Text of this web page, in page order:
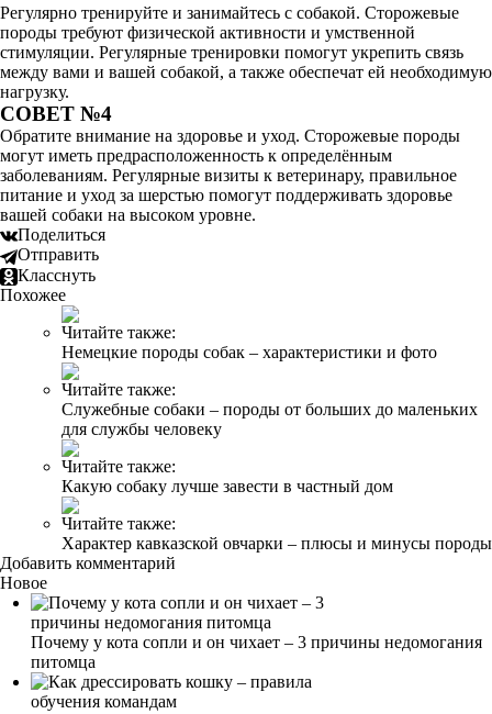
Регулярно тренируйте и занимайтесь с собакой. Сторожевые
породы требуют физической активности и умственной
стимуляции. Регулярные тренировки помогут укрепить связь
между вами и вашей собакой, а также обеспечат ей необходимую
нагрузку.
СОВЕТ №4
Обратите внимание на здоровье и уход. Сторожевые породы
могут иметь предрасположенность к определённым
заболеваниям. Регулярные визиты к ветеринару, правильное
питание и уход за шерстью помогут поддерживать здоровье
вашей собаки на высоком уровне.
Поделиться
Отправить
Класснуть
Похожее
Читайте также:
Немецкие породы собак – характеристики и фото
Читайте также:
Служебные собаки – породы от больших до маленьких
для службы человеку
Читайте также:
Какую собаку лучше завести в частный дом
Читайте также:
Характер кавказской овчарки – плюсы и минусы породы
Добавить комментарий
Новое
Почему у кота сопли и он чихает – 3 причины недомогания
питомца